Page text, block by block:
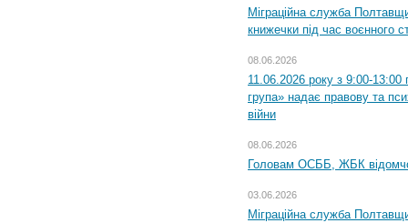
Міграційна служба
книжечки під час воєнного
08.06.2026
11.06.2026 року з 9:00-13:00
група» надає правову та
війни
08.06.2026
Головам ОСББ, ЖБК
03.06.2026
Міграційна служба